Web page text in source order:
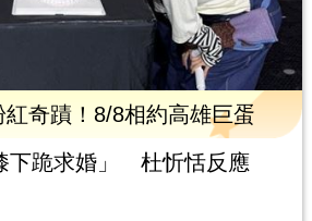
奇蹟！8/8相約高雄巨蛋
下跪求婚」 杜忻恬反應